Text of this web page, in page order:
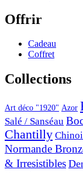
Offrir
Cadeau
Coffret
Collections
Art déco "1920" Azor
Salé / Sanséau
Chantilly
Normande
& Irresistibles